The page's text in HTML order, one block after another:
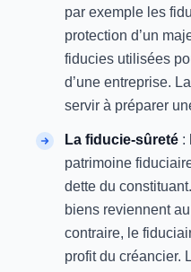
par exemple les
protection d’un
fiducies utilisées
d’une entreprise.
servir à préparer
La fiducie-sûreté :
patrimoine
dette du
biens reviennent
contraire, le
profit du créancier.